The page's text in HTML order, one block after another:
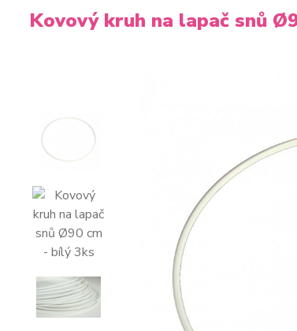
Kovový kruh na lapač snů